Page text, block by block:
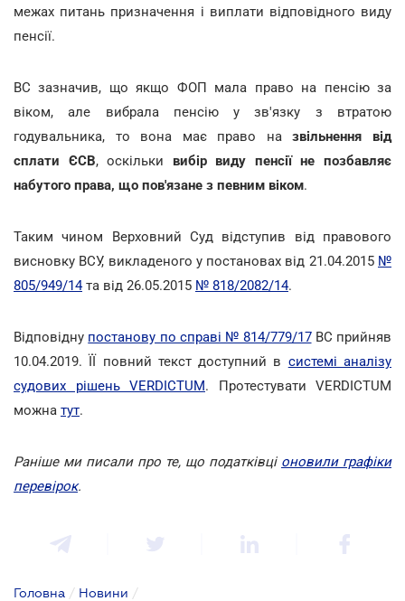
межах питань призначення і виплати відповідного виду
пенсії.
ВС зазначив, що якщо ФОП мала право на пенсію за
віком, але вибрала пенсію у зв'язку з втратою
годувальника, то вона має право назвільнення від
сплати ЄСВ, оскільки вибір виду пенсії не позбавляє
набутого права, що пов'язане з певним віком.
Таким чином Верховний Суд відступив від правового
висновку ВСУ, викладеного у постановах від 21.04.2015 №
805/949/14та від 26.05.2015 № 818/2082/14.
Відповідну постанову по справі № 814/779/17ВС прийняв
10.04.2019. ЇЇ повний текст доступний в системі аналізу
судових рішень VERDICTUM. Протестувати VERDICTUM
можна тут.
Раніше ми писали про те, що податківці оновили графіки
перевірок.
Головна / Новини /